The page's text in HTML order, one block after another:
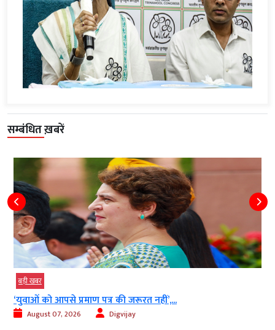
सम्बंधित ख़बरें
बड़ी खबर
‘युवाओं को आपसे प्रमाण पत्र की जरूरत नहीं’,...
August 07, 2026 Digvijay